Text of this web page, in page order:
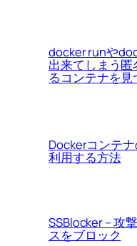
docker runや
出来てしまう
るコンテナを
Dockerコンテ
利用する方法
SSBlocker – 攻
スをブロック